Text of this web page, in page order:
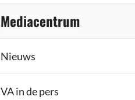
Mediacentrum
Nieuws
VA in de pers